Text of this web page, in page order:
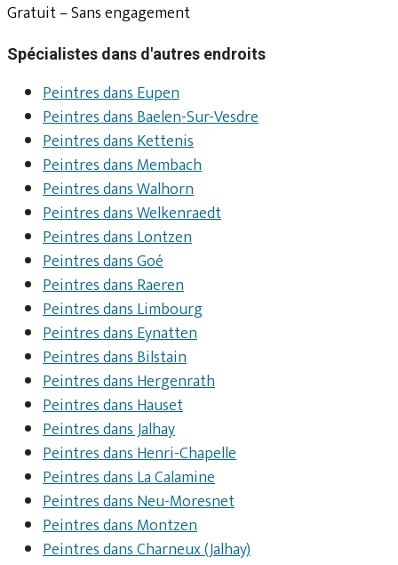
Gratuit – Sans engagement
Spécialistes dans d'autres endroits
Peintres dans Eupen
Peintres dans Baelen-Sur-Vesdre
Peintres dans Kettenis
Peintres dans Membach
Peintres dans Walhorn
Peintres dans Welkenraedt
Peintres dans Lontzen
Peintres dans Goé
Peintres dans Raeren
Peintres dans Limbourg
Peintres dans Eynatten
Peintres dans Bilstain
Peintres dans Hergenrath
Peintres dans Hauset
Peintres dans Jalhay
Peintres dans Henri-Chapelle
Peintres dans La Calamine
Peintres dans Neu-Moresnet
Peintres dans Montzen
Peintres dans Charneux (Jalhay)